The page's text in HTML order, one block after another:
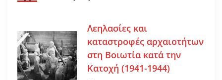
Λεηλασίες και
καταστροφές αρχαιοτήτων
στη Βοιωτία κατά την
Κατοχή (1941-1944)